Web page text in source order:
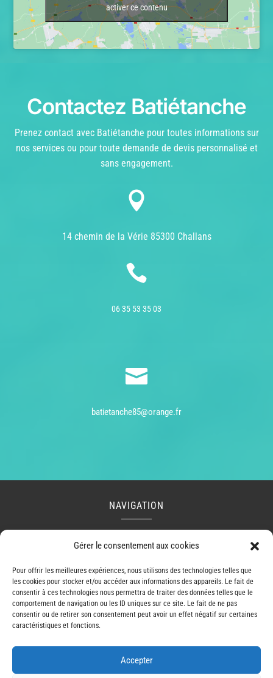
Gérer le consentement aux cookies
Pour offrir les meilleures expériences, nous utilisons des technologies telles que
les cookies pour stocker et/ou accéder aux informations des appareils. Le fait de
consentir à ces technologies nous permettra de traiter des données telles que le
comportement de navigation ou les ID uniques sur ce site. Le fait de ne pas
consentir ou de retirer son consentement peut avoir un effet négatif sur certaines
caractéristiques et fonctions.
Accepter
activer ce contenu
Contactez Batiétanche
Prenez contact avec Batiétanche pour toutes informations sur
nos services ou pour toute demande de devis personnalisé et
sans engagement.

14 chemin de la Vérie 85300 Challans

06 35 53 35 03

batietanche85@orange.fr
NAVIGATION
Contact Mentions légales
Secteurs
RÉALISATION